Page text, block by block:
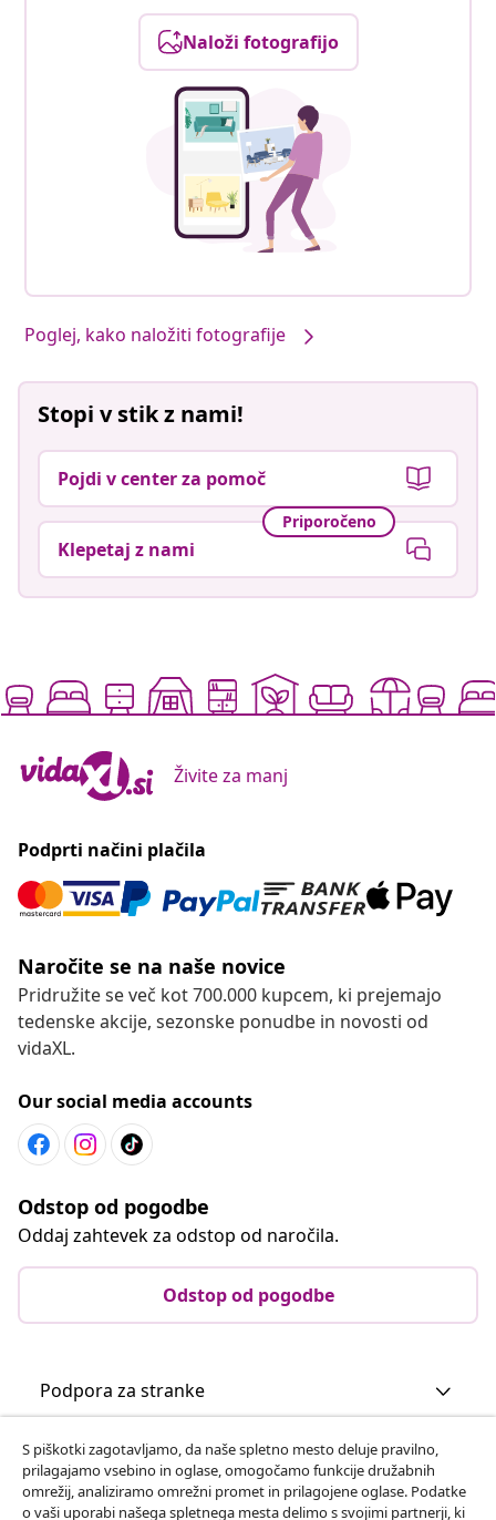
Naloži fotografijo
Poglej, kako naložiti fotografije
Stopi v stik z nami!
Pojdi v center za pomoč
Priporočeno
Klepetaj z nami
Živite za manj
Podprti načini plačila
Naročite se na naše novice
Pridružite se več kot 700.000 kupcem, ki prejemajo
tedenske akcije, sezonske ponudbe in novosti od
vidaXL.
Our social media accounts
Odstop od pogodbe
Oddaj zahtevek za odstop od naročila.
Odstop od pogodbe
Podpora za stranke
Poslovanje
S piškotki zagotavljamo, da naše spletno mesto deluje pravilno,
prilagajamo vsebino in oglase, omogočamo funkcije družabnih
omrežij, analiziramo omrežni promet in prilagojene oglase. Podatke
o vaši uporabi našega spletnega mesta delimo s svojimi partnerji, ki